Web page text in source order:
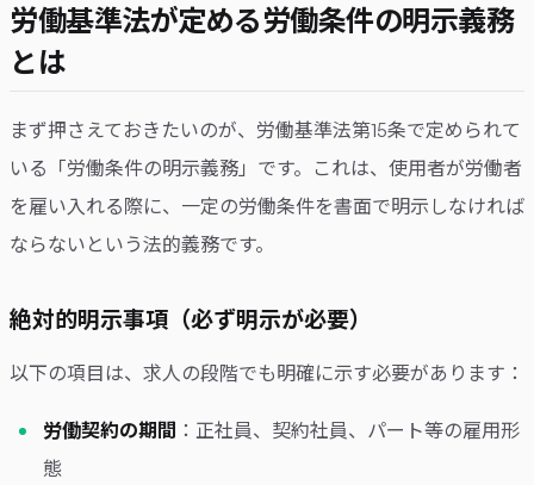
労働基準法が定める労働条件の明示義務
とは
まず押さえておきたいのが、労働基準法第15条で定められて
いる「労働条件の明示義務」です。これは、使用者が労働者
を雇い入れる際に、一定の労働条件を書面で明示しなければ
ならないという法的義務です。
絶対的明示事項（必ず明示が必要）
以下の項目は、求人の段階でも明確に示す必要があります：
労働契約の期間 ：正社員、契約社員、パート等の雇用形
態